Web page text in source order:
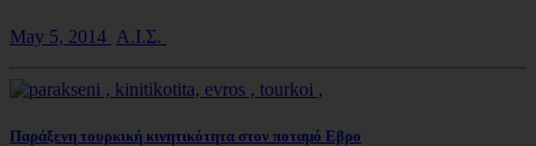
May 5, 2014 Α.Ι.Σ.
Παράξενη τουρκική κινητικότητα στον ποταμό Εβρο